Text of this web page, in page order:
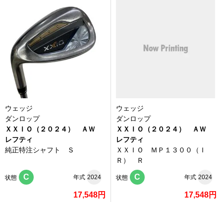
ウェッジ
ダンロップ
ＸＸＩＯ（２０２４） ＡＷ
レフティ
純正特注シャフト Ｓ
状態 C 年式 2024
17,548円
ウェッジ
ダンロップ
ＸＸＩＯ（２０２４） ＡＷ
レフティ
ＸＸＩＯ ＭＰ１３００（Ｉ
Ｒ） Ｒ
状態 C 年式 2024
17,548円